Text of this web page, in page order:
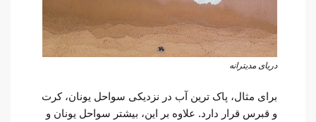
دریای مدیترانه
برای مثال، پاک ترین آب در نزدیکی سواحل یونان، کرت
و قبرس قرار دارد. علاوه بر این، بیشتر سواحل یونان و